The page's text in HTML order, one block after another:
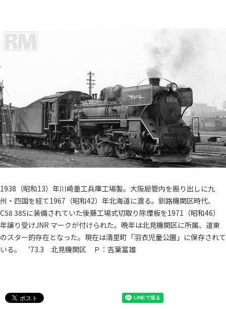
1938（昭和13）年川崎重工兵庫工場製。大阪局管内を振り出しに九
州・四国を経て1967（昭和42）年北海道に渡る。釧路機関区時代、
C58 385に装備されていた後藤工場式切取り除煙板を1971（昭和46）
年譲り受けJNR マークが付けられた。晩年は北見機関区に所属、道東
のスター的存在となった。現在は清里町「羽衣児童公園」に保存されて
いる。 ’73.3 北見機関区 Ｐ：吉葉富雄